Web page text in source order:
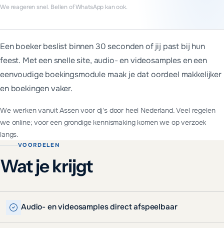
We reageren snel. Bellen of WhatsApp kan ook.
Een website voor dj's begint bij MADA Tech bij €699 (ex.
We werken vanuit Assen voor dj's door heel Nederland.
Een boeker beslist binnen 30 seconden of jij past bij hun
feest. Met een snelle site, audio- en videosamples en een
eenvoudige boekingsmodule maak je dat oordeel makkelijker
en boekingen vaker.
We werken vanuit Assen voor dj'sdoor heel Nederland. Veel regelen
we online; voor een grondige kennismaking komen we op verzoek
langs.
VOORDELEN
Wat je krijgt
Audio- en videosamples direct afspeelbaar